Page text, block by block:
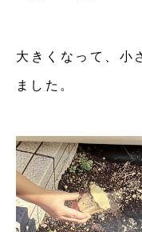
大きくなって、小
ました。